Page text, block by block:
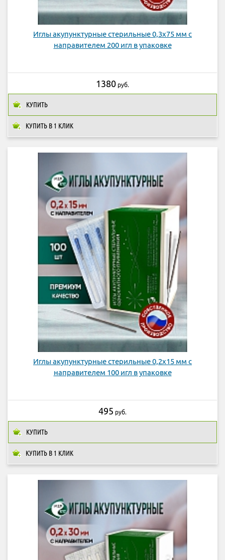
Иглы акупунктурные стерильные 0,3х75 мм с
направителем 200 игл в упаковке
КУПИТЬ В 1 КЛИК
1380 руб.
КУПИТЬ
Иглы акупунктурные стерильные 0,2х15 мм с
направителем 100 игл в упаковке
КУПИТЬ В 1 КЛИК
495 руб.
КУПИТЬ